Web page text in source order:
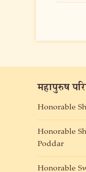
महापुरुष
Honorable
Honorable
Poddar
Honorable